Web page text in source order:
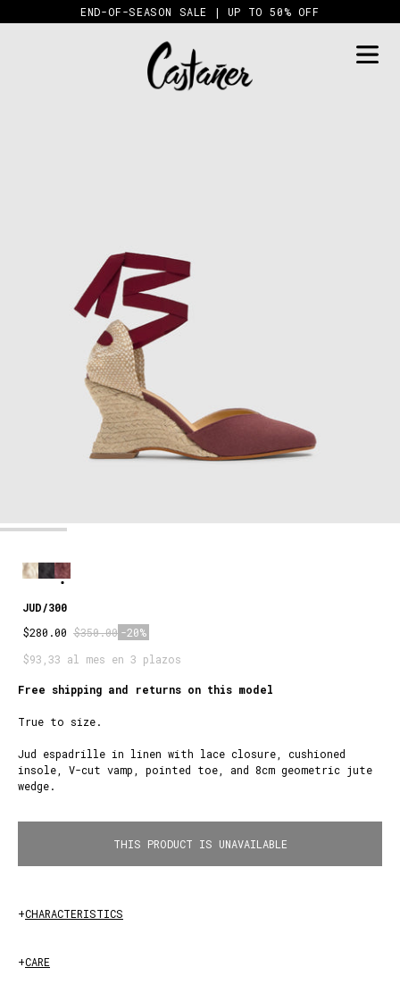
to
END-OF-SEASON SALE | UP TO 50% OFF
JUD/300
$280.00 $350.00 -20%
$93,33 al mes en 3 plazos
Free shipping and returns on this model
True to size.
Jud espadrille in linen with lace closure, cushioned
insole, V-cut vamp, pointed toe, and 8cm geometric jute
wedge.
THIS PRODUCT IS UNAVAILABLE
+CHARACTERISTICS
+CARE